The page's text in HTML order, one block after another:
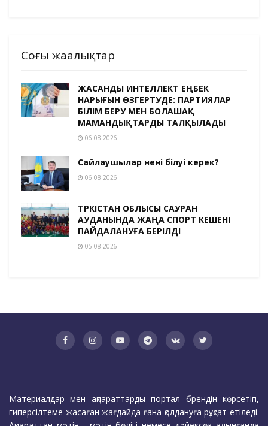
Соңғы жаңалықтар
ЖАСАНДЫ ИНТЕЛЛЕКТ ЕҢБЕК
НАРЫҒЫН ӨЗГЕРТУДЕ: ПАРТИЯЛАР
БІЛІМ БЕРУ МЕН БОЛАШАҚ
МАМАНДЫҚТАРДЫ ТАЛҚЫЛАДЫ
06.08.2026
Сайлаушылар нені білуі керек?
06.08.2026
ТҮРКІСТАН ОБЛЫСЫ САУРАН
АУДАНЫНДА ЖАҢА СПОРТ КЕШЕНІ
ПАЙДАЛАНУҒА БЕРІЛДІ
05.08.2026
Материалдар мен ақпараттарды портал брендін көрсетіп,
гиперсілтеме жасаған жағдайда ғана қолдануға рұқсат етіледі.